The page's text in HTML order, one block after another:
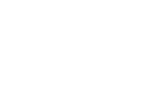
lub przesuwania.